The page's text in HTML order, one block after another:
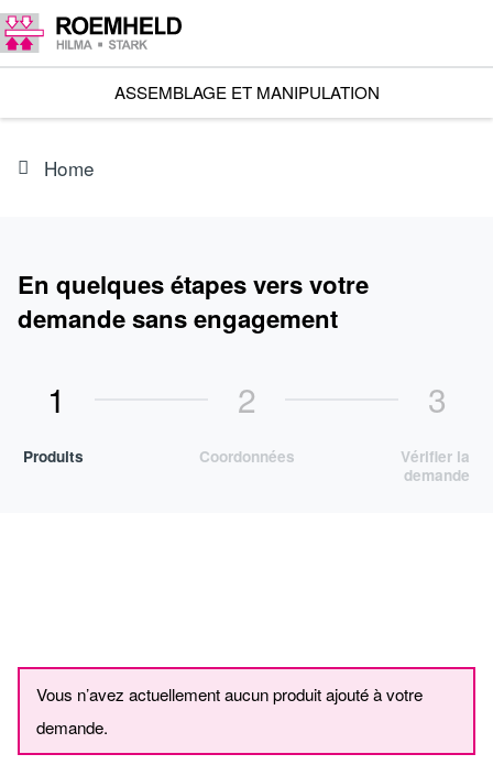
ASSEMBLAGE ET MANIPULATION
Home
En quelques étapes vers votre
demande sans engagement
1
Produits
2
Coordonnées
3
Vérifier la
demande
Vous n’avez actuellement aucun produit ajouté à votre
demande.